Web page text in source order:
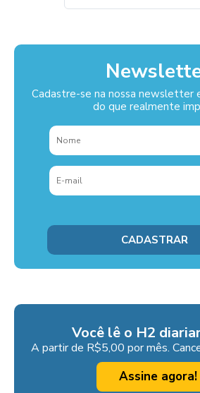
Cadastre-se na nossa newsletter
do que realmente
Você lê o H2
A partir de R$5,00 por mês.
Assine agora!